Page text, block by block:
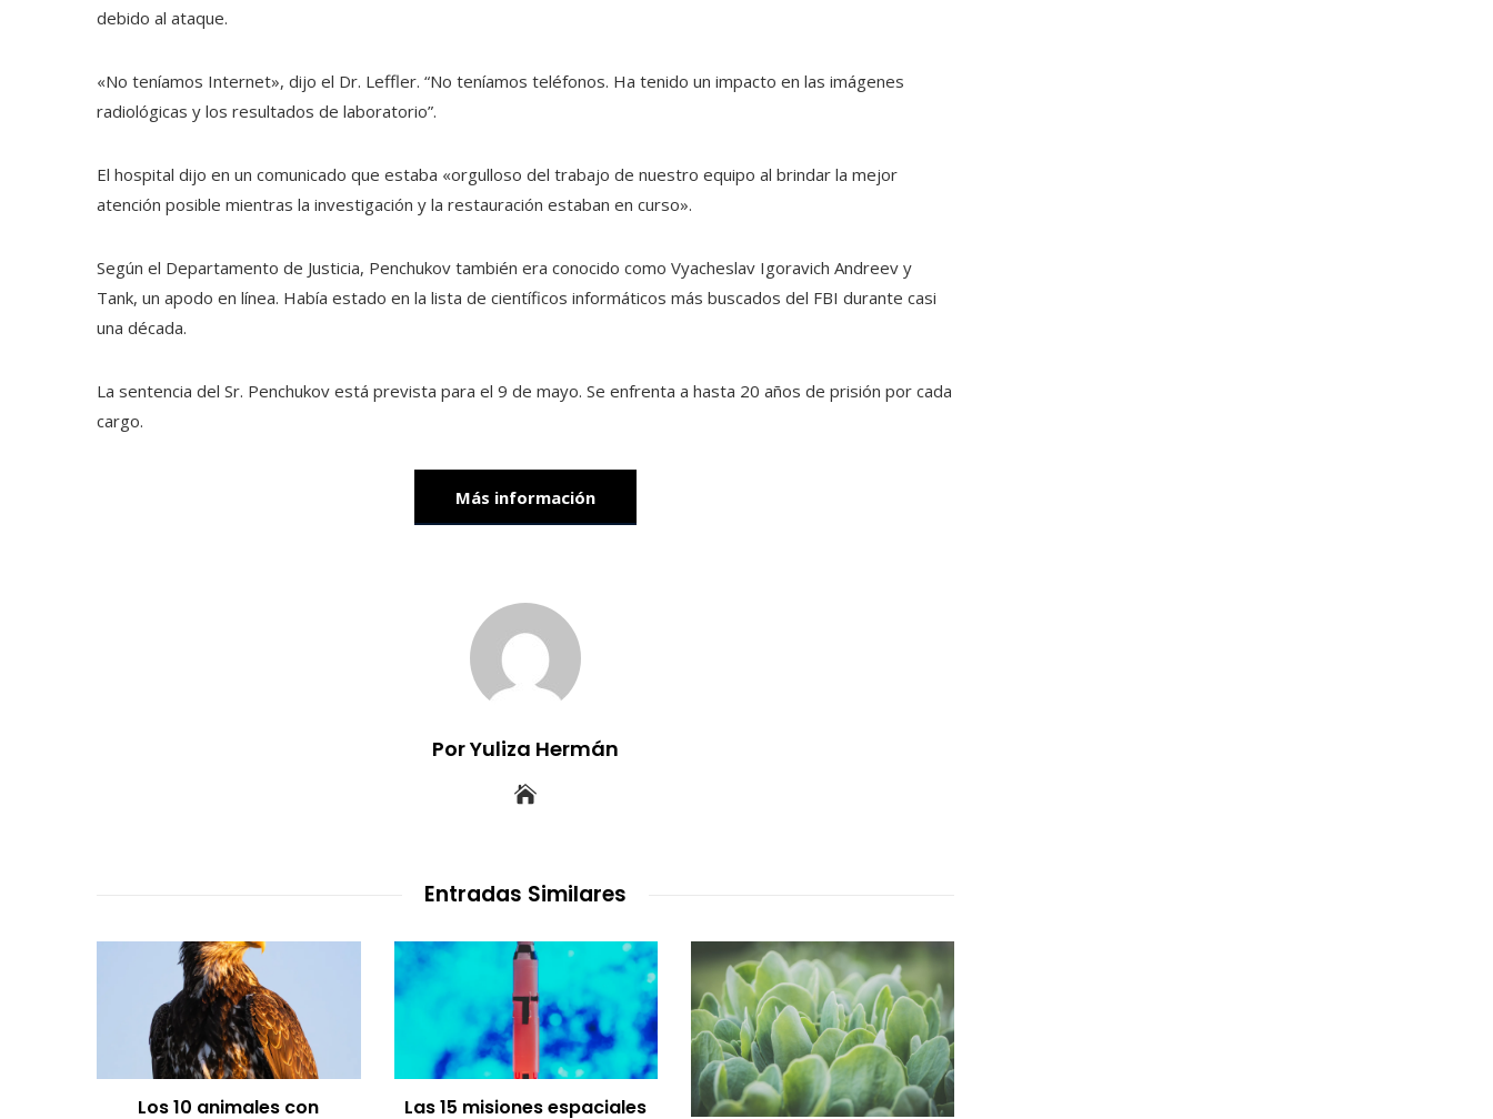
debido al ataque.
«No teníamos Internet», dijo el Dr. Leffler. “No teníamos teléfonos. Ha tenido un impacto en las imágenes
radiológicas y los resultados de laboratorio”.
El hospital dijo en un comunicado que estaba «orgulloso del trabajo de nuestro equipo al brindar la mejor
atención posible mientras la investigación y la restauración estaban en curso».
Según el Departamento de Justicia, Penchukov también era conocido como Vyacheslav Igoravich Andreev y
Tank, un apodo en línea. Había estado en la lista de científicos informáticos más buscados del FBI durante casi
una década.
La sentencia del Sr. Penchukov está prevista para el 9 de mayo. Se enfrenta a hasta 20 años de prisión por cada
cargo.
Más información
Por Yuliza Hermán
Entradas Similares
Los 10 animales con Las 15 misiones espaciales